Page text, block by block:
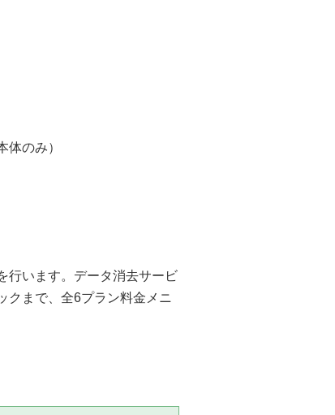
体のみ）
行います。データ消去サービ
クまで、全6プラン料金メニ